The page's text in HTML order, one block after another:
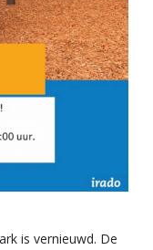
is vernieuwd. De